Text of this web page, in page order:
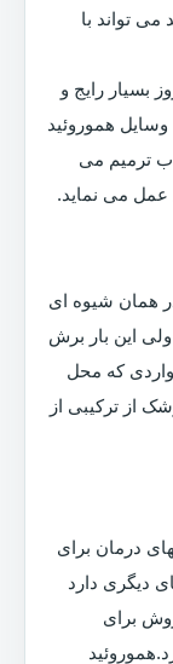
می تواند با
بسیار رایج و
وسایل هموروئید
ترمیم می
عمل می نماید.
همان شیوه ای
این بار برش
که محل
از ترکیبی از
درمان برای
دیگری دارد
برای